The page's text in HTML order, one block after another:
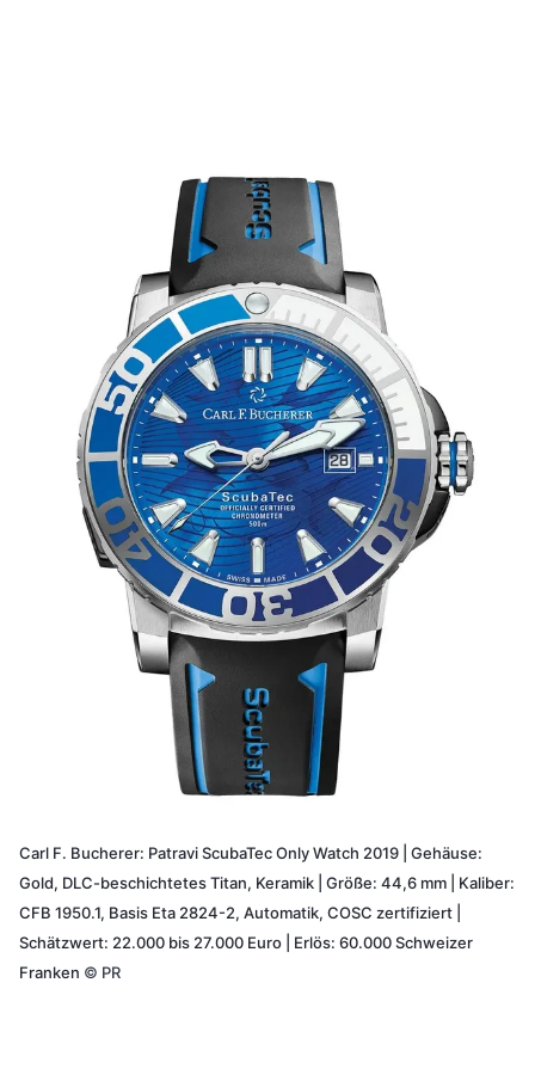
Carl F. Bucherer: Patravi ScubaTec Only Watch 2019 | Gehäuse:
Gold, DLC-beschichtetes Titan, Keramik | Größe: 44,6 mm | Kaliber:
CFB 1950.1, Basis Eta 2824-2, Automatik, COSC zertifiziert |
Schätzwert: 22.000 bis 27.000 Euro | Erlös: 60.000 Schweizer
Franken © PR